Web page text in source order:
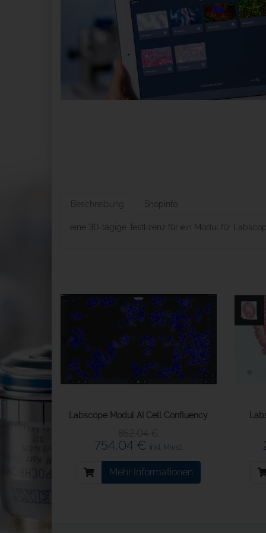
Beschreibung Shopinfo
eine 30-tägige Testlizenz für ein Modul für
Labscope Modul AI Cell Confluency
852,04 €
754,04 € inkl. Mwst.
Mehr Informationen